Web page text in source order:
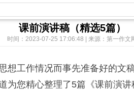
课前演讲稿（精选5篇）
时间：2023-07-25 17:06:48 | 来源：第一作文
工作情况而事先准备好的
您精心整理了5篇《课前演